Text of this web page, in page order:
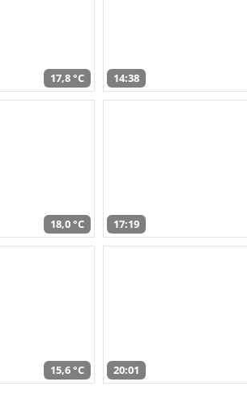
17,8 °C 14:38
18,0 °C 17:19
15,6 °C 20:01